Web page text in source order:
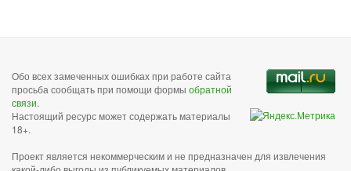
Обо всех замеченных ошибках при работе сайта
просьба сообщать при помощи формы обратной
связи.
Настоящий ресурс может содержать материалы
18+.
Проект является некоммерческим и не предназначен для извлечения